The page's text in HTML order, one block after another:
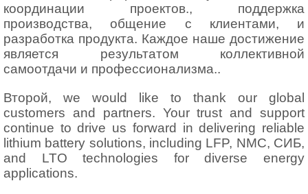
координации проектов., поддержка
производства, общение с клиентами, и
разработка продукта. Каждое наше достижение
является результатом коллективной
самоотдачи и профессионализма..
Второй, we would like to thank our global
customers and partners. Your trust and support
continue to drive us forward in delivering reliable
lithium battery solutions, including LFP, NMC, СИБ,
and LTO technologies for diverse energy
applications.